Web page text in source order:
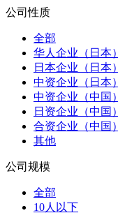
公司性质
全部
华人企业（日本）
日本企业（日本）
中资企业（日本）
中资企业（中国）
日资企业（中国）
合资企业（中国）
其他
公司规模
全部
10人以下